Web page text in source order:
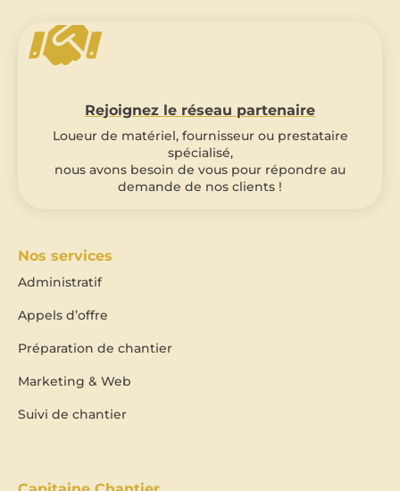

Rejoignez le réseau partenaire
Loueur de matériel, fournisseur ou prestataire
spécialisé,
nous avons besoin de vous pour répondre au
demande de nos clients !
Nos services
Administratif
Appels d’offre
Préparation de chantier
Marketing & Web
Suivi de chantier